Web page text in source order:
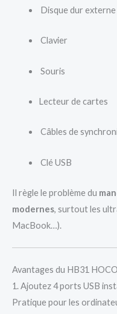
Disque dur externe
Clavier
Souris
Lecteur de cartes
Câbles de
Clé USB
Il règle le problème du
modernes, surtout les
MacBook…).
Avantages du HB31 HOCO
1. Ajoutez 4 ports USB
Pratique pour les